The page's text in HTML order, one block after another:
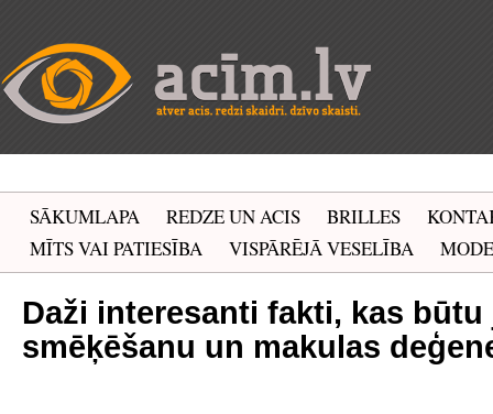
SĀKUMLAPA REDZE UN ACIS BRILLES
MĪTS VAI PATIESĪBA
VISPĀRĒJĀ VESELĪBA MODE
Daži interesanti fakti, kas būtu
smēķēšanu un makulas